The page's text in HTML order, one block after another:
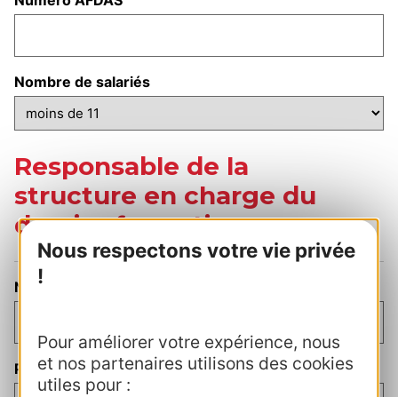
Nous respectons votre vie privée
!
Pour améliorer votre expérience, nous
et nos partenaires utilisons des cookies
utiles pour :
Nombre de salariés
Responsable de la
structure en charge du
dossier formation
Nom du responsable formation
Prénom du responsable formation (Nécessaire)